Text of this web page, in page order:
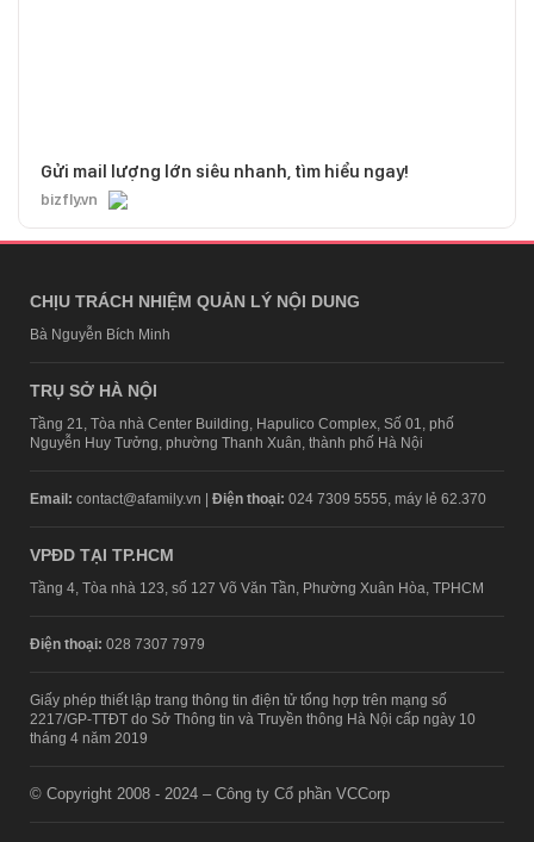
Gửi mail lượng lớn siêu nhanh, tìm hiểu ngay!
bizfly.vn
CHỊU TRÁCH NHIỆM QUẢN LÝ NỘI DUNG
Bà Nguyễn Bích Minh
TRỤ SỞ HÀ NỘI
Tầng 21, Tòa nhà Center Building, Hapulico Complex, Số 01, phố
Nguyễn Huy Tưởng, phường Thanh Xuân, thành phố Hà Nội
Email: contact@afamily.vn | Điện thoại: 024 7309 5555, máy lẻ 62.370
VPĐD TẠI TP.HCM
Tầng 4, Tòa nhà 123, số 127 Võ Văn Tần, Phường Xuân Hòa, TPHCM
Điện thoại: 028 7307 7979
Giấy phép thiết lập trang thông tin điện tử tổng hợp trên mạng số
2217/GP-TTĐT do Sở Thông tin và Truyền thông Hà Nội cấp ngày 10
tháng 4 năm 2019
© Copyright 2008 - 2024 – Công ty Cổ phần VCCorp